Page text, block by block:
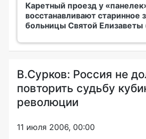
Каретный проезд у
восстанавливают старинное
больницы Святой Елизаветы
В.Сурков: Россия не
повторить судьбу
революции
11 июля 2006, 00:00